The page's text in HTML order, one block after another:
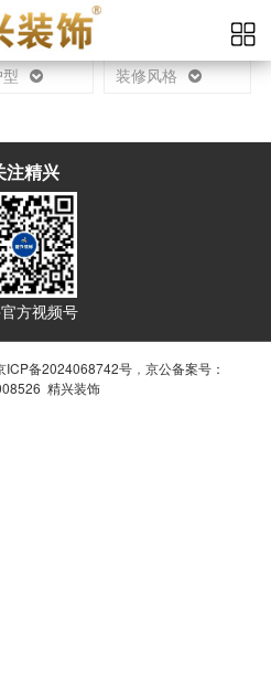
型 装修风格
注精兴
方视频号
ICP备2024068742号， 京公备案号：
精兴装饰